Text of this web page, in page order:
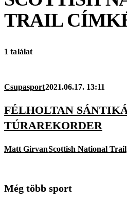
TRAIL
1 találat
Csupasport2021.06.17. 13:11
FÉLHOLTAN
TÚRAREKORDER
Matt GirvanScottish National Trail
Még több sport